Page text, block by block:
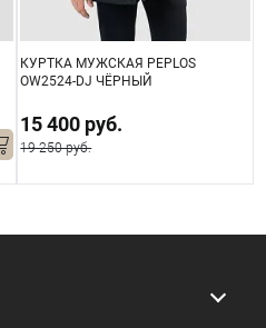
КУРТКА МУЖСКАЯ PEPLOS
OW2524-DJ ЧЁРНЫЙ
15 400 руб.
19 250 руб.